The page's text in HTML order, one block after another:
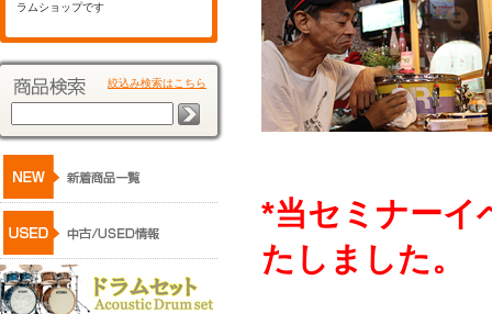
ラムショップです
絞込み検索はこちら
*当セミナーイ
たしました。